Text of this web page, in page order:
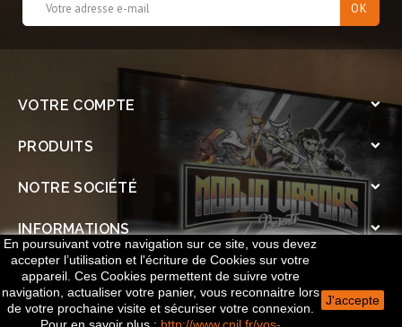
VOTRE COMPTE 
PRODUITS 
NOTRE SOCIÉTÉ 
INFORMATIONS 
SOCIAL
En poursuivant votre navigation sur ce site, vous devez
accepter l’utilisation et l'écriture de Cookies sur votre
appareil. Ces Cookies permettent de suivre votre
navigation, actualiser votre panier, vous reconnaitre lors
de votre prochaine visite et sécuriser votre connexion.
J'accepte
© 2026 Le Cercle des Vapoteurs - Réalisé par